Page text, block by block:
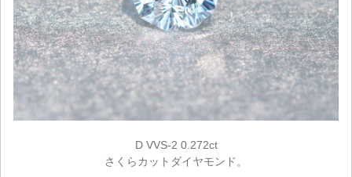
D VVS-2 0.272ct
さくらカットダイヤモンド。